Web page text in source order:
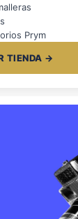
Prym
TIENDA →